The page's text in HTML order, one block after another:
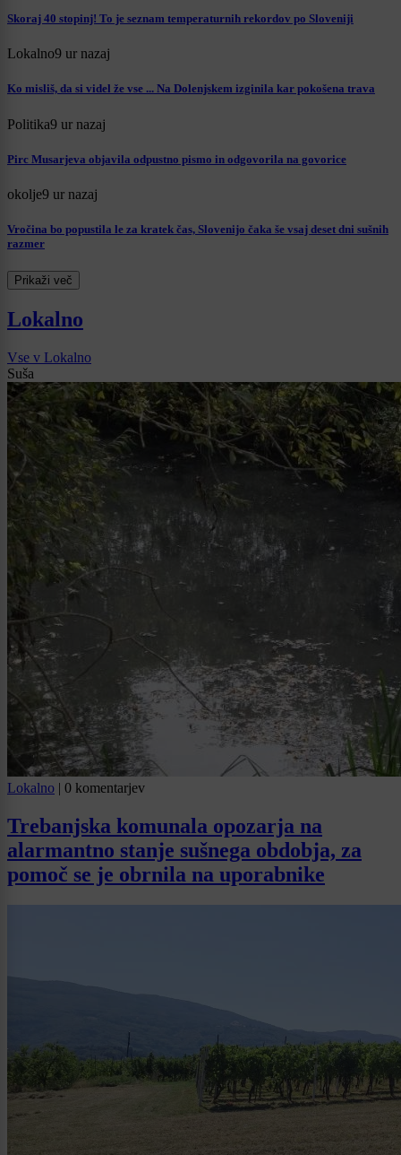
Skoraj 40 stopinj! To je seznam temperaturnih rekordov po Sloveniji
Lokalno9 ur nazaj
Ko misliš, da si videl že vse ... Na Dolenjskem izginila kar pokošena trava
Politika9 ur nazaj
Pirc Musarjeva objavila odpustno pismo in odgovorila na govorice
okolje9 ur nazaj
Vročina bo popustila le za kratek čas, Slovenijo čaka še vsaj deset dni sušnih
razmer
Prikaži več
Lokalno
Vse v Lokalno
Suša
Lokalno | 0 komentarjev
Trebanjska komunala opozarja na
alarmantno stanje sušnega obdobja, za
pomoč se je obrnila na uporabnike